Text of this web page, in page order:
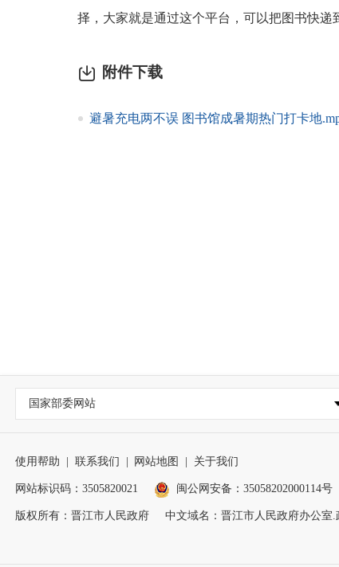
择，大家就是通过这个平台，可以把图书快递
附件下载
避暑充电两不误 图书馆成暑期热门打卡地
国家部委网站
使用帮助 联系我们 网站地图 关于我们
网站标识码：3505820021 闽公网安备：35058202000114号
版权所有：晋江市人民政府 中文域名：晋江市人民政府办公室.